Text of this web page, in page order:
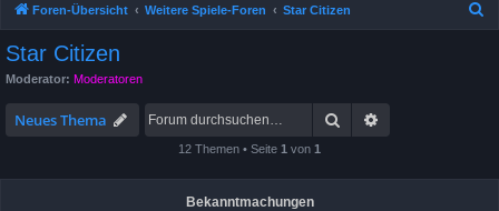
Foren-Übersicht Weitere Spiele-Foren Star Citizen
Star Citizen
Moderator: Moderatoren
Neues Thema Suche
12 Themen • Seite 1 von 1
Bekanntmachungen